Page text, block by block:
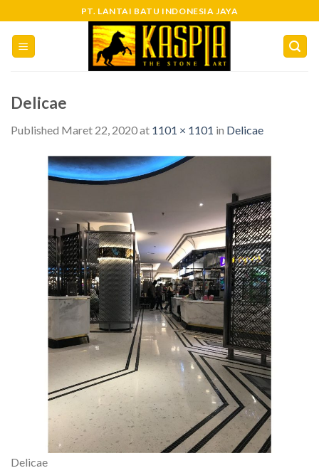
content
PT. LANTAI BATU INDONESIA JAYA
Delicae
Published Maret 22, 2020at 1101 × 1101 in Delicae
Delicae